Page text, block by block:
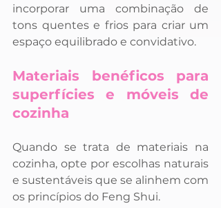
incorporar uma combinação de
tons quentes e frios para criar um
espaço equilibrado e convidativo.
Materiais benéficos para
superfícies e móveis de
cozinha
Quando se trata de materiais na
cozinha, opte por escolhas naturais
e sustentáveis ​​que se alinhem com
os princípios do Feng Shui.